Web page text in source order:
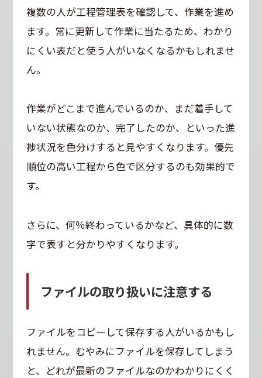
複数の人が工程管理表を確認して、作業を進め
ます。常に更新して作業に当たるため、わかり
にくい表だと使う人がいなくなるかもしれませ
ん。
作業がどこまで進んでいるのか、まだ着手して
いない状態なのか、完了したのか、といった進
捗状況を色分けすると見やすくなります。優先
順位の高い工程から色で区分するのも効果的で
す。
さらに、何％終わっているかなど、具体的に数
字で表すと分かりやすくなります。
ファイルの取り扱いに注意する
ファイルをコピーして保存する人がいるかもし
れません。むやみにファイルを保存してしまう
と、どれが最新のファイルなのかわかりにくく